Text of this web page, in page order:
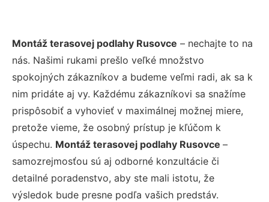
Montáž terasovej podlahy Rusovce – nechajte to na
nás. Našimi rukami prešlo veľké množstvo
spokojných zákazníkov a budeme veľmi radi, ak sa k
nim pridáte aj vy. Každému zákazníkovi sa snažíme
prispôsobiť a vyhovieť v maximálnej možnej miere,
pretože vieme, že osobný prístup je kľúčom k
úspechu. Montáž terasovej podlahy Rusovce –
samozrejmosťou sú aj odborné konzultácie či
detailné poradenstvo, aby ste mali istotu, že
výsledok bude presne podľa vašich predstáv.